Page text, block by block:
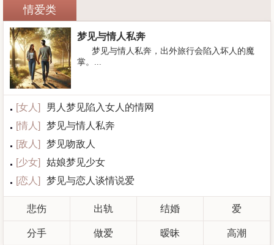
情爱类
梦见与情人私奔
梦见与情人私奔，出外旅行会陷入坏人的魔
掌。...
[女人 ]
男人梦见陷入女人的情网
[情人 ]
梦见与情人私奔
[敌人 ]
梦见吻敌人
[少女]
姑娘梦见少女
[恋人 ] 梦见与恋人谈情说爱
悲伤 出轨 结婚 爱
分手 做爱 暧昧 高潮